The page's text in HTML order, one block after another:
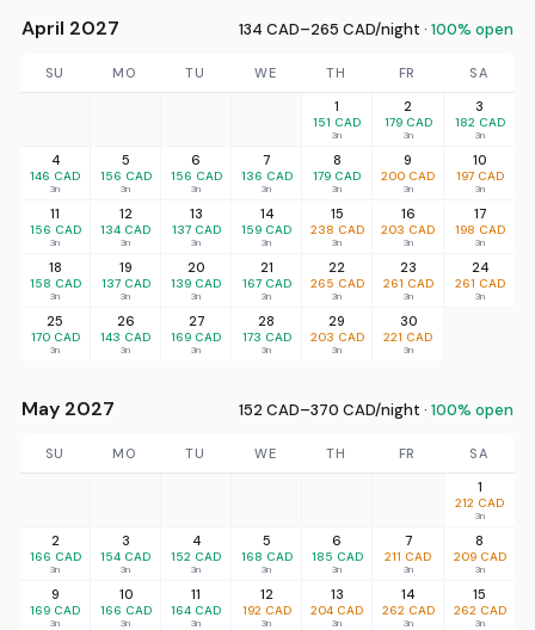
April 2027 134 CAD–265 CAD/night · 100% open
SU MO TU WE TH FR
SA
1
151 CAD
3n
2
179 CAD
3n
3
182 CAD
3n
4
146 CAD
3n
5
156 CAD
3n
6
156 CAD
3n
7
136 CAD
3n
8
179 CAD
3n
9
200 CAD
3n
10
197 CAD
3n
11
156 CAD
3n
12
134 CAD
3n
13
137 CAD
3n
14
159 CAD
3n
15
238 CAD
3n
16
203 CAD
3n
17
198 CAD
3n
18
158 CAD
3n
19
137 CAD
3n
20
139 CAD
3n
21
167 CAD
3n
22
265 CAD
3n
23
261 CAD
3n
24
261 CAD
3n
25
170 CAD
3n
26
143 CAD
3n
27
169 CAD
3n
28
173 CAD
3n
29
203 CAD
3n
30
221 CAD
3n
May 2027 152 CAD–370 CAD/night · 100% open
SU MO TU WE TH FR
SA
1
212 CAD
3n
2
166 CAD
3n
3
154 CAD
3n
4
152 CAD
3n
5
168 CAD
3n
6
185 CAD
3n
7
211 CAD
3n
8
209 CAD
3n
9
169 CAD
3n
10
166 CAD
3n
11
164 CAD
3n
12
192 CAD
3n
13
204 CAD
3n
14
262 CAD
3n
15
262 CAD
3n